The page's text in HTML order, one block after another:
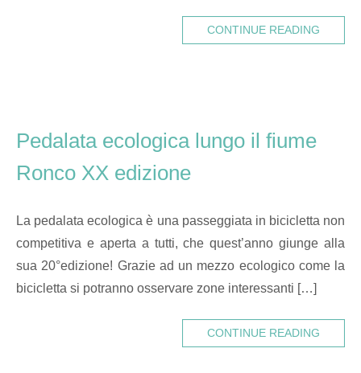
CONTINUE READING
Pedalata ecologica lungo il fiume
Ronco XX edizione
La pedalata ecologica è una passeggiata in bicicletta non
competitiva e aperta a tutti, che quest’anno giunge alla
sua 20°edizione! Grazie ad un mezzo ecologico come la
bicicletta si potranno osservare zone interessanti […]
CONTINUE READING